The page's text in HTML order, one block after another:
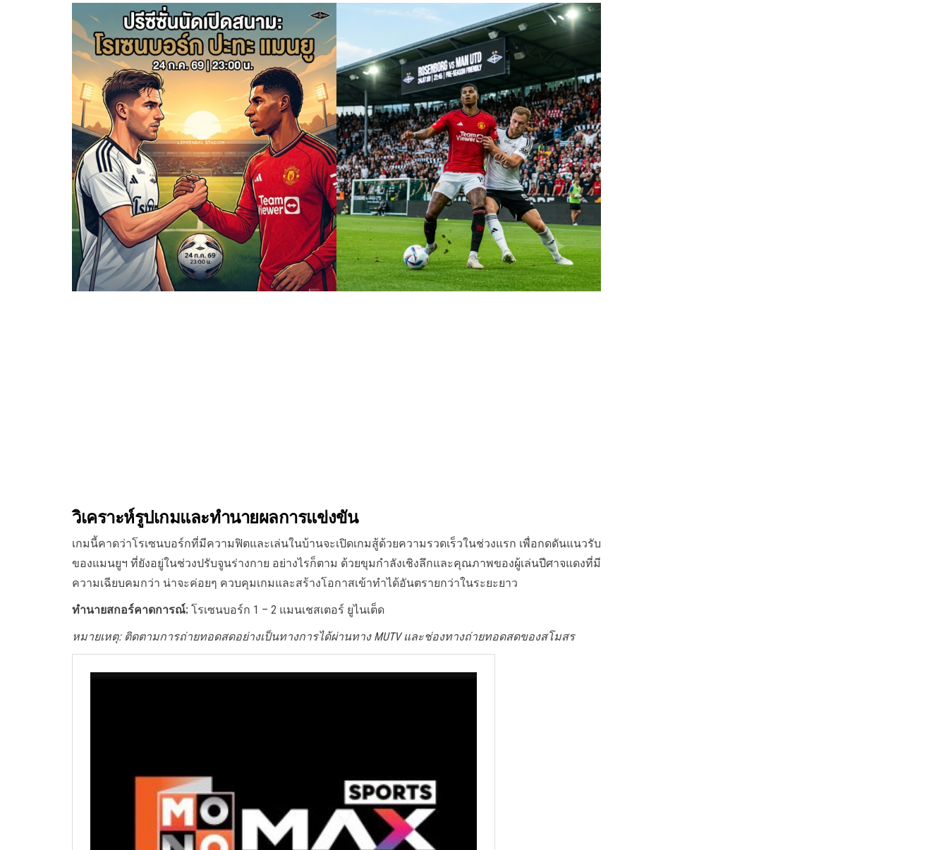
วิเคราะห์รูปเกมและทำนายผลการแข่งขัน
เกมนี้คาดว่าโรเซนบอร์กที่มีความฟิตและเล่นในบ้านจะเปิดเกมสู้ด้วยความรวดเร็วในช่วงแรก เพื่อกดดันแนวรับ
ของแมนยูฯ ที่ยังอยู่ในช่วงปรับจูนร่างกาย อย่างไรก็ตาม ด้วยขุมกำลังเชิงลึกและคุณภาพของผู้เล่นปีศาจแดงที่มี
ความเฉียบคมกว่า น่าจะค่อยๆ ควบคุมเกมและสร้างโอกาสเข้าทำได้อันตรายกว่าในระยะยาว
ทำนายสกอร์คาดการณ์: โรเซนบอร์ก 1 – 2 แมนเชสเตอร์ ยูไนเต็ด
หมายเหตุ: ติดตามการถ่ายทอดสดอย่างเป็นทางการได้ผ่านทาง MUTV และช่องทางถ่ายทอดสดของสโมสร